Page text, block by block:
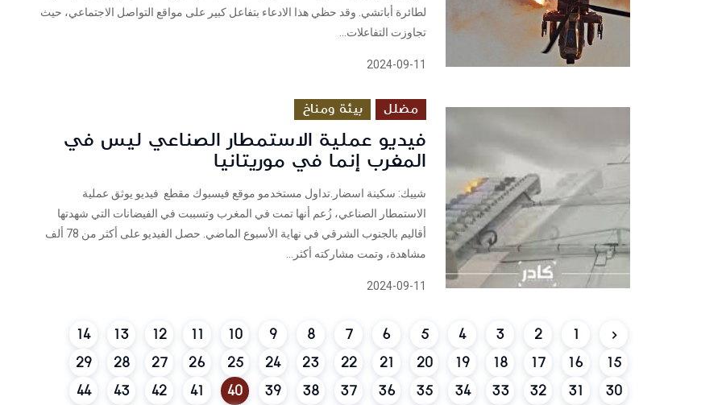
لطائرة أباتشي. وقد حظي هذا الادعاء بتفاعل كبير على مواقع التواصل الاجتماعي، حيث
تجاوزت التفاعلات...
2024-09-11
مضلل بيئة ومناخ
فيديو عملية الاستمطار الصناعي ليس في
المغرب إنما في موريتانيا
شييك: سكينة اسضار.تداول مستخدمو موقع فيسبوك مقطع فيديو يوثق عملية
الاستمطار الصناعي، زُعم أنها تمت في المغرب وتسببت في الفيضانات التي شهدتها
أقاليم بالجنوب الشرقي في نهاية الأسبوع الماضي. حصل الفيديو على أكثر من 78 ألف
مشاهدة، وتمت مشاركته أكثر...
2024-09-11
1
2
3
4
5
6
7
8
9
10
11
12
13
14
15
16
17
18
19
20
21
22
23
24
25
26
27
28
29
30
31
32
33
34
35
36
37
38
39
40
41
42
43
44